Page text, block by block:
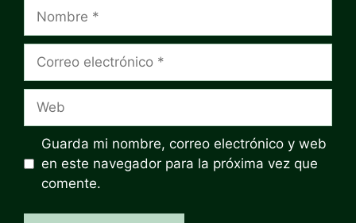
electrónico
Guarda mi nombre, correo electrónico y web
en este navegador para la próxima vez que
comente.